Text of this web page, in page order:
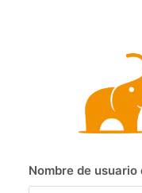
Nombre de